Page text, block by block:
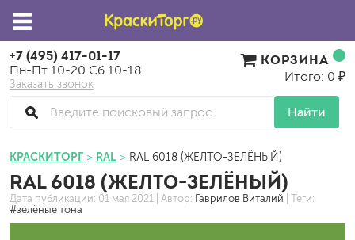
+7 (495) 417-01-17
Пн-Пт 10-20 Сб 10-18
Заказать звонок
Найти
КОРЗИНА
Итого: 0 ₽
КРАСКИТОРГ RAL RAL 6018 (ЖЕЛТО-ЗЕЛЁНЫЙ)
RAL 6018 (ЖЕЛТО-ЗЕЛЁНЫЙ)
Дата публикации: 01 мая 2021 | Автор: Гаврилов Виталий | Теги:
#зелёные тона